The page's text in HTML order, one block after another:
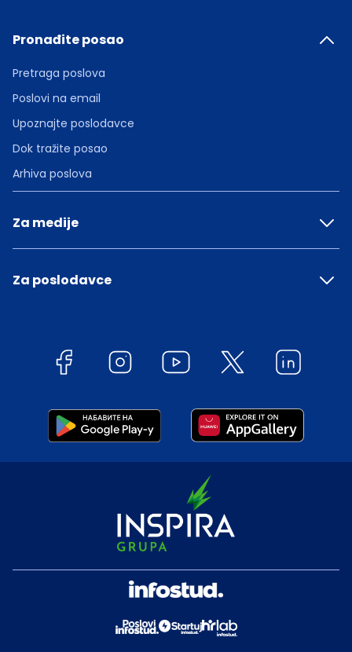
Pronađite posao
Pretraga poslova
Poslovi na email
Upoznajte poslodavce
Dok tražite posao
Arhiva poslova
Za medije
Za poslodavce